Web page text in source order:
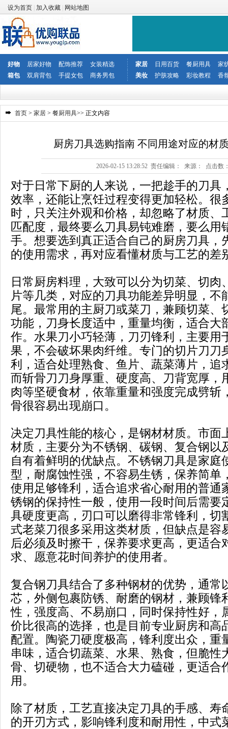
设为首页 加入收藏 网站地图
好物 居家好物 配饰推荐 女装精选 家居 日用百货 餐厨用具
家
箱包
双肩背包 手提女包 商务男包 美妆 护肤攻略 彩妆教程 香
首页 > 家居 > 餐厨用具>> 正文内容
厨房刀具选购指南 不同用途对应的材
2026-02-15 13:28:52 责任编辑： 来源： 点击数
对于日常下厨的人来说，一把趁手的刀具
效率，还能让烹饪过程变得更加轻松。很
时，只关注外观和价格，却忽略了材质、
匹配度，最终要么刀具易钝难磨，要么用
手。想要选到真正适合自己的厨房刀具，
的使用需求，再对应看懂材质与工艺的差
日常厨房料理，大致可以分为切菜、切肉
片等几类，对应的刀具功能差异明显，不
尾。最常用的主厨刀或菜刀，兼顾切菜、
功能，刀身长度适中，重量均衡，适合大
作。水果刀小巧轻薄，刀刃锋利，主要用
果，不会破坏果肉纤维。专门的切片刀刀
利，适合处理熟食、鱼片、蔬菜薄片，追
而斩骨刀刀身厚重、硬度高、刀背宽厚，
肉等坚硬食材，依靠重量和强度完成劈斩
骨很容易出现崩口。
决定刀具性能的核心，是钢材材质。市面
材质，主要分为不锈钢、碳钢、复合钢以
自有着鲜明的优缺点。不锈钢刀具是家庭
型，耐腐蚀性强，不容易生锈，保养简单
使用足够锋利，适合追求省心耐用的普通
锈钢的保持性一般，使用一段时间后需要
具硬度更高，刃口可以磨得非常锋利，切
式老菜刀很多采用这类材质，但缺点是容
后必须及时擦干，保养要求更高，更适合
求、愿意花时间养护的使用者。
复合钢刀具结合了多种钢材的优势，通常
芯，外侧包裹防锈、耐磨的钢材，兼顾锋
性，强度高、不易崩口，同时保持性好，
价比很高的选择，也是目前专业厨房和高
配置。陶瓷刀硬度极高，锋利度出众，重
串味，适合切蔬菜、水果、熟食，但脆性
骨、切硬物，也不适合大力磕碰，更适合
用。
除了材质，工艺直接决定刀具的手感、寿
的开刃方式，影响锋利度和耐用性，中式